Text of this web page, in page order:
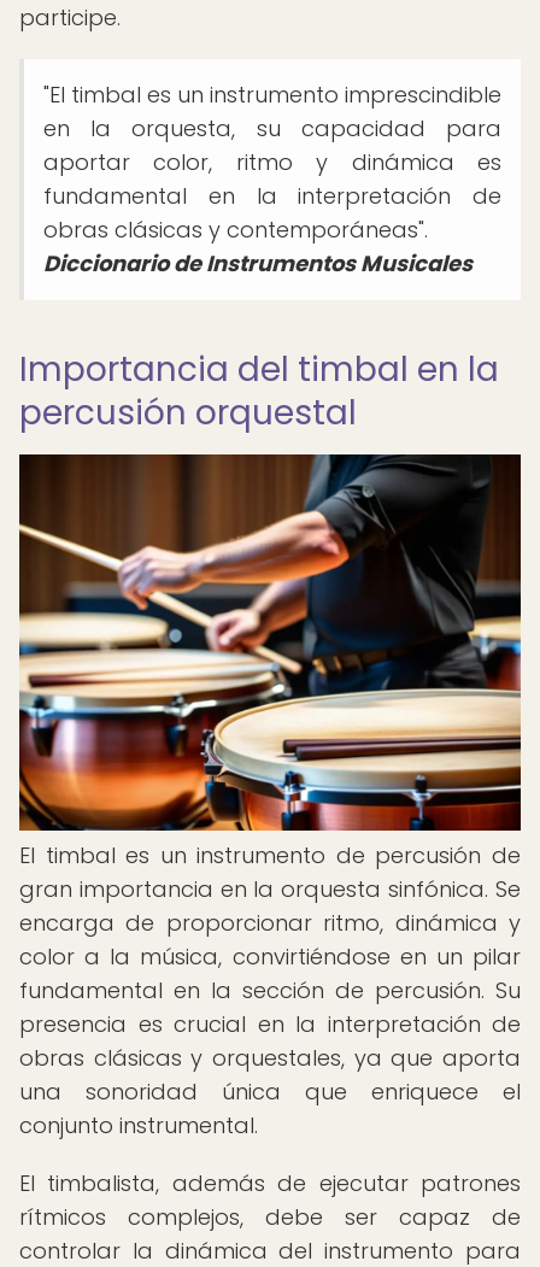
participe.
"El timbal es un instrumento imprescindible
en la orquesta, su capacidad para
aportar color, ritmo y dinámica es
fundamental en la interpretación de
obras clásicas y contemporáneas".
Diccionario de Instrumentos Musicales
Importancia del timbal en la
percusión orquestal
El timbal es un instrumento de percusión de
gran importancia en la orquesta sinfónica. Se
encarga de proporcionar ritmo, dinámica y
color a la música, convirtiéndose en un pilar
fundamental en la sección de percusión. Su
presencia es crucial en la interpretación de
obras clásicas y orquestales, ya que aporta
una sonoridad única que enriquece el
conjunto instrumental.
El timbalista, además de ejecutar patrones
rítmicos complejos, debe ser capaz de
controlar la dinámica del instrumento para